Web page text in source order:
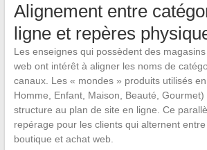
Alignement entre
ligne et repères
Les enseignes qui possèdent des
web ont intérêt à aligner les noms de
canaux. Les « mondes » produits utilisés
Homme, Enfant, Maison, Beauté,
structure au plan de site en ligne. Ce
repérage pour les clients qui alternent
boutique et achat web.